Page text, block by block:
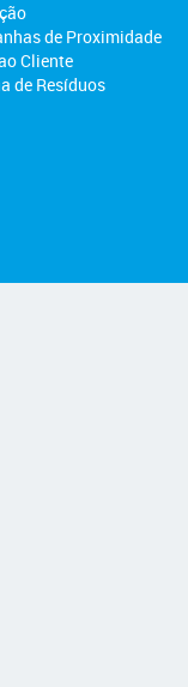
de Proximidade
Cliente
de Resíduos